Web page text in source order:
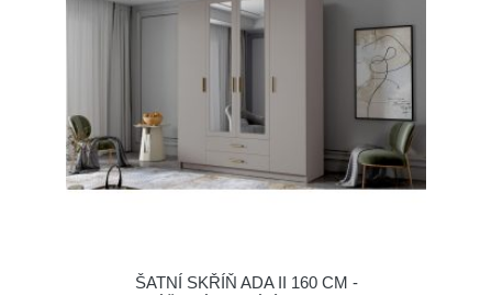
ŠATNÍ SKŘÍŇ ADA II 160 CM -